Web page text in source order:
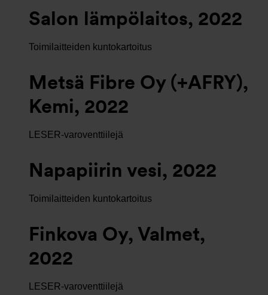
Salon lämpölaitos, 2022
Toimilaitteiden kuntokartoitus
Metsä Fibre Oy (+AFRY),
Kemi, 2022
LESER-varoventtiilejä
Napapiirin vesi, 2022
Toimilaitteiden kuntokartoitus
Finkova Oy, Valmet,
2022
LESER-varoventtiilejä